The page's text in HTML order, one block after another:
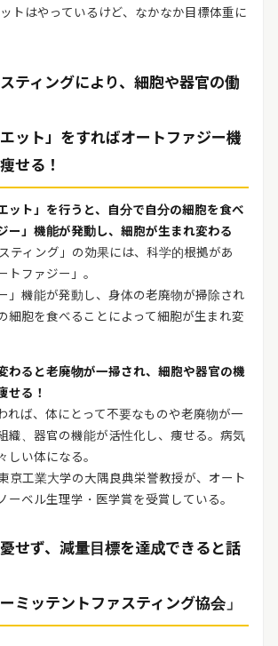
トはやっているけど、なかなか目標体重に
ティングにより、細胞や器官の働
エット」をすればオートファジー機
せる！
ット」を行うと、自分で自分の細胞を食べ
ー」機能が発動し、細胞が生まれ変わる
ティング」の効果には、科学的根拠があ
トファジー」。
」機能が発動し、身体の老廃物が掃除され
細胞を食べることによって細胞が生まれ変
わると老廃物が一掃され、細胞や器官の機
せる！
れば、体にとって不要なものや老廃物が一
織、器官の機能が活性化し、痩せる。病気
しい体になる。
京工業大学の大隅良典栄誉教授が、オート
ーベル生理学・医学賞を受賞している。
せず、減量目標を達成できると話
ミッテントファスティング協会」